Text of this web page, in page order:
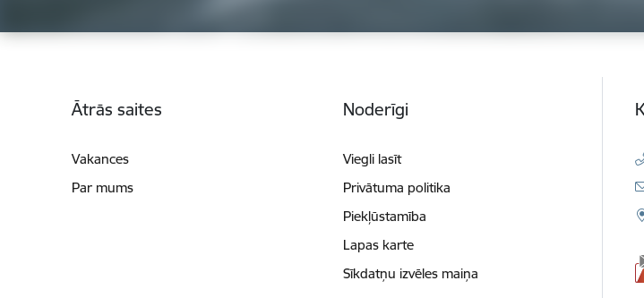
Ātrās saites
Vakances
Par mums
Noderīgi
Viegli lasīt
Privātuma politika
Piekļūstamība
Lapas karte
Sīkdatņu izvēles maiņa